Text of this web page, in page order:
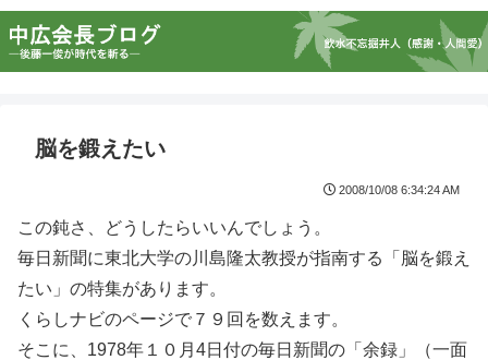
脳を鍛えたい
2008/10/08 6:34:24 AM
この鈍さ、どうしたらいいんでしょう。
毎日新聞に東北大学の川島隆太教授が指南する「脳を鍛え
たい」の特集があります。
くらしナビのページで７９回を数えます。
そこに、1978年１０月4日付の毎日新聞の「余録」（一面